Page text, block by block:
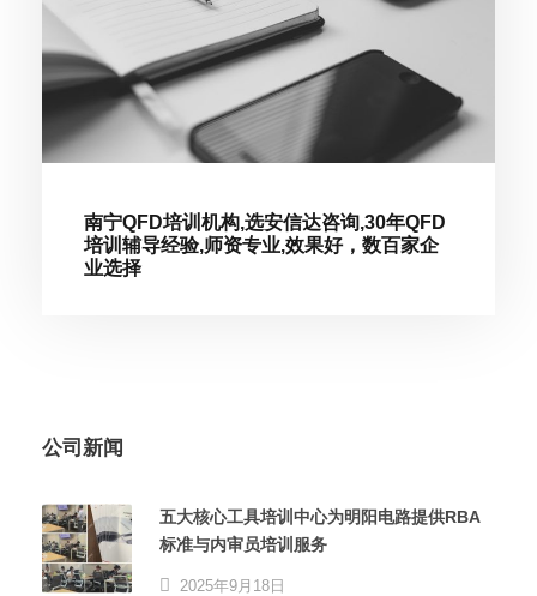
南宁QFD培训机构,选安信达咨询,30年QFD
培训辅导经验,师资专业,效果好，数百家企
业选择
公司新闻
五大核心工具培训中心为明阳电路提供RBA
标准与内审员培训服务
2025年9月18日